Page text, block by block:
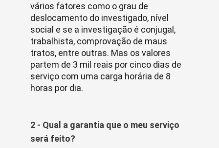
vários fatores como o grau de
deslocamento do investigado, nível
social e se a investigação é conjugal,
trabalhista, comprovação de maus
tratos, entre outras. Mas os valores
partem de 3 mil reais por cinco dias de
serviço com uma carga horária de 8
horas por dia.
2 - Qual a garantia que o meu serviço
será feito?